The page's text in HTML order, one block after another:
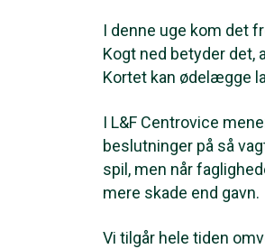
I denne uge kom det
Kogt ned betyder det,
Kortet kan ødelægge
I L&F Centrovice
beslutninger på så
spil, men når
mere skade end gavn.
Vi tilgår hele tiden